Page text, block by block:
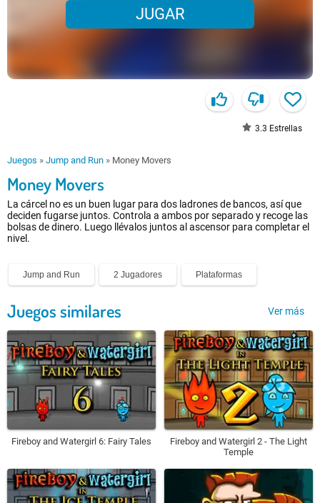
JUGAR
3.3 Estrellas
Juegos » Jump and Run » Money Movers
Money Movers
La cárcel no es un buen lugar para dos ladrones de bancos, así que
deciden fugarse juntos. Controla a ambos por separado y recoge las
bolsas de dinero. Luego llévalos juntos al ascensor para completar el
nivel.
Jump and Run 2 Jugadores Plataformas
Juegos similares Ver más
Fireboy and Watergirl 6: Fairy Tales
Fireboy and Watergirl 2 - The Light
Temple